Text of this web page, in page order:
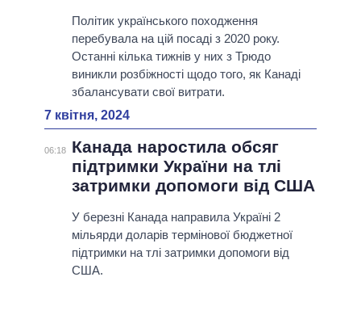
Політик українського походження
перебувала на цій посаді з 2020 року.
Останні кілька тижнів у них з Трюдо
виникли розбіжності щодо того, як Канаді
збалансувати свої витрати.
7 квітня, 2024
06:18
Канада наростила обсяг
підтримки України на тлі
затримки допомоги від США
У березні Канада направила Україні 2
мільярди доларів термінової бюджетної
підтримки на тлі затримки допомоги від
США.